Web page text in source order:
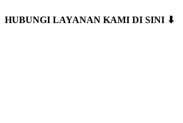
HUBUNGI LAYANAN KAMI DI SINI ⬇